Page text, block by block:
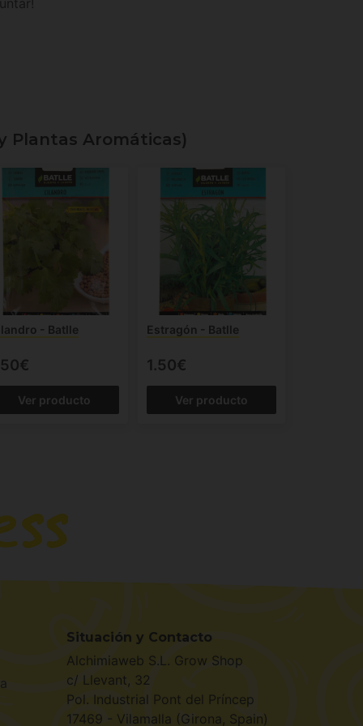
Plantas Aromáticas)
- Batlle
Ver producto
Estragón - Batlle
1.50€
Ver producto
Situación y Contacto
Alchimiaweb S.L. Grow Shop
c/ Llevant, 32
Pol. Industrial Pont del Príncep
17469 - Vilamalla (Girona, Spain)